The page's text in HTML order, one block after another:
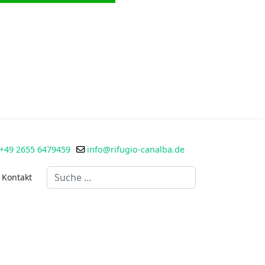
Kontakt Suchen
+49 2655 6479459 info@rifugio-canalba.de